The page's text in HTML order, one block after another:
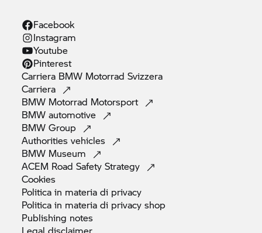
Facebook
Instagram
Youtube
Pinterest
Carriera BMW Motorrad Svizzera
Carriera
BMW Motorrad Motorsport
BMWautomotive
BMWGroup
Authoritiesvehicles
BMW Museum
ACEM Road SafetyStrategy
Cookies
Politica in materia di privacy
Politica in materia di privacyshop
Publishing notes